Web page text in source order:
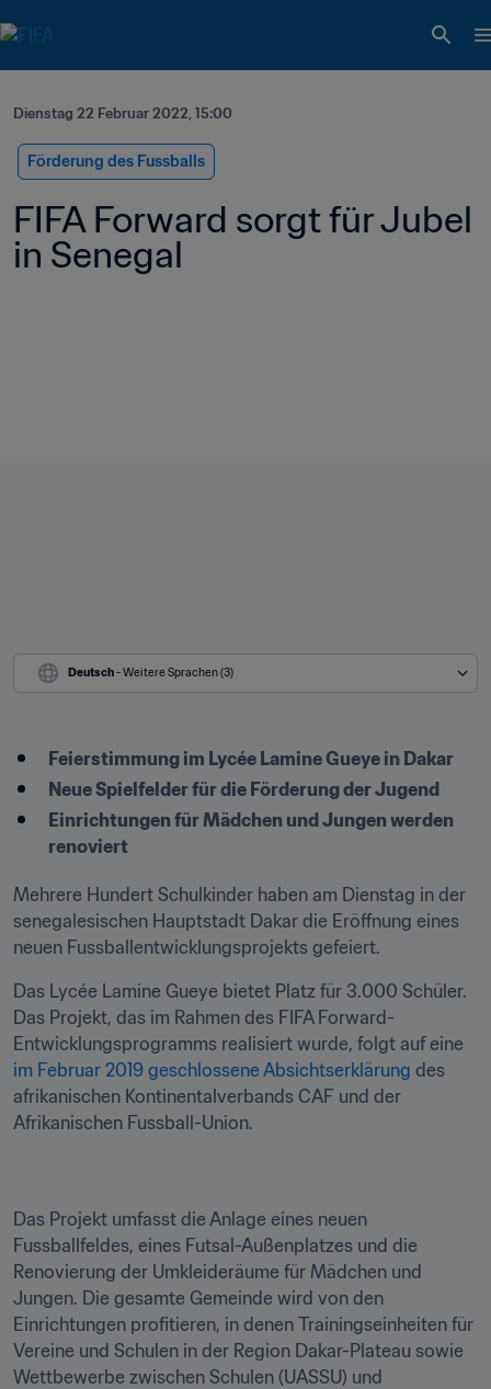
Dienstag 22 Februar 2022, 15:00
Förderung des Fussballs
FIFA Forward sorgt für Jubel
in Senegal
Deutsch - Weitere Sprachen (3)
Feierstimmung im Lycée Lamine Gueye in Dakar
Neue Spielfelder für die Förderung der Jugend
Einrichtungen für Mädchen und Jungen werden
renoviert
Mehrere Hundert Schulkinder haben am Dienstag in der
senegalesischen Hauptstadt Dakar die Eröffnung eines
neuen Fussballentwicklungsprojekts gefeiert.
Das Lycée Lamine Gueye bietet Platz für 3.000 Schüler.
Das Projekt, das im Rahmen des FIFA Forward-
im Februar 2019 geschlossene Absichtserklärung des
afrikanischen Kontinentalverbands CAF und der
Das Projekt umfasst die Anlage eines neuen
Fussballfeldes, eines Futsal-Außenplatzes und die
Renovierung der Umkleideräume für Mädchen und
Jungen. Die gesamte Gemeinde wird von den
Einrichtungen profitieren, in denen Trainingseinheiten für
Vereine und Schulen in der Region Dakar-Plateau sowie
Wettbewerbe zwischen Schulen (UASSU) und